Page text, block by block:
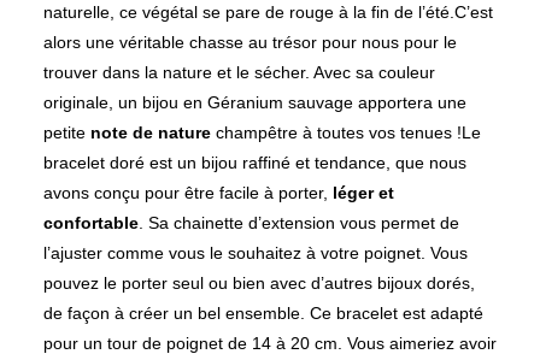
naturelle, ce végétal se pare de rouge à la fin de l’été.C’est
alors une véritable chasse au trésor pour nous pour le
trouver dans la nature et le sécher. Avec sa couleur
originale, un bijou en Géranium sauvage apportera une
petite note de nature champêtre à toutes vos tenues !Le
bracelet doré est un bijou raffiné et tendance, que nous
avons conçu pour être facile à porter, léger et
confortable . Sa chainette d’extension vous permet de
l’ajuster comme vous le souhaitez à votre poignet. Vous
pouvez le porter seul ou bien avec d’autres bijoux dorés,
de façon à créer un bel ensemble. Ce bracelet est adapté
pour un tour de poignet de 14 à 20 cm. Vous aimeriez avoir